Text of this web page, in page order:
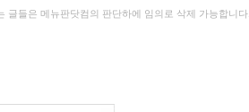
들은 메뉴판닷컴의 판단하에 임의로 삭제 가능합니다.